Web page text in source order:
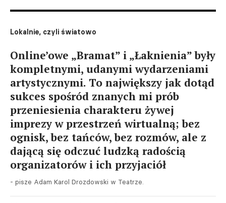
Lokalnie, czyli światowo
Online’owe „Bramat” i „Łaknienia” były
kompletnymi, udanymi wydarzeniami
artystycznymi. To największy jak dotąd
sukces spośród znanych mi prób
przeniesienia charakteru żywej
imprezy w przestrzeń wirtualną; bez
ognisk, bez tańców, bez rozmów, ale z
dającą się odczuć ludzką radością
organizatorów i ich przyjaciół
- pisze Adam Karol Drozdowski w Teatrze.